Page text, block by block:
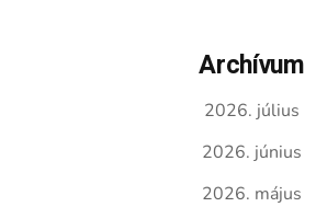
Archívum
2026. július
2026. június
2026. május